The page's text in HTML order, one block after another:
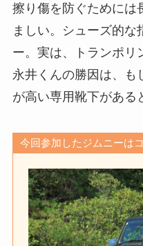
擦り傷を防ぐためには
ましい。シューズ的
ー。実は、トランポリ
永井くんの勝因は、も
が高い専用靴下がある
今回参加したジムニーは